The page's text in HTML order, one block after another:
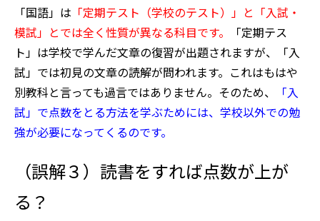
「国語」は 「定期テスト（学校のテスト）」と「入試・
模試」とでは全く性質が異なる科目です。
「定期テス
ト」は学校で学んだ文章の復習が出題されますが、「入
試」では初見の文章の読解が問われます。これはもはや
別教科と言っても過言ではありません。そのため、
「入
試」で点数をとる方法を学ぶためには、学校以外での勉
強が必要になってくるのです。
（誤解３）読書をすれば点数が上が
る？